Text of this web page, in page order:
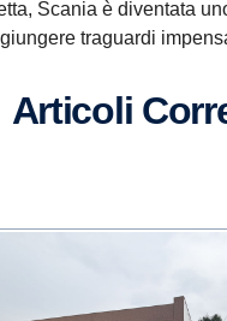
Scania è diventata
traguardi
Articoli